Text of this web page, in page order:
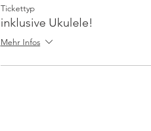
Tickettyp
inklusive Ukulele!
Mehr Infos